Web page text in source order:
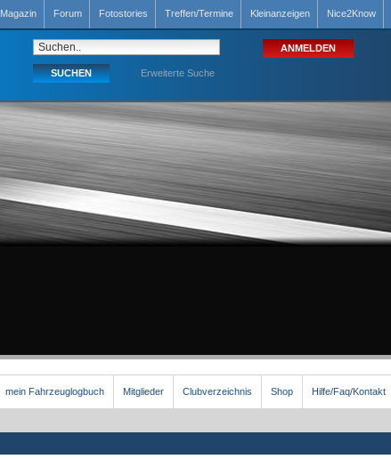
Magazin Forum Fotostories Treffen/Termine Kleinanzeigen Nice2Know
Erweiterte Suche
mein Fahrzeuglogbuch Mitglieder Clubverzeichnis Shop Hilfe/Faq/Kontakt